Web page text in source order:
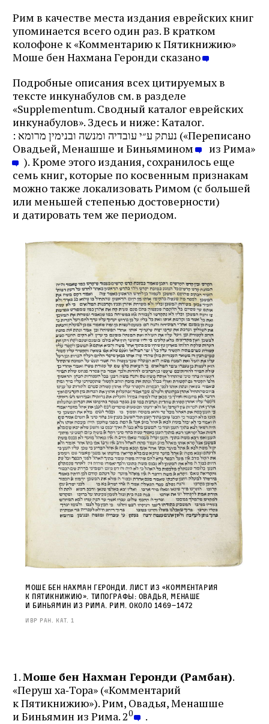
Рим в качестве места издания еврейских книг
упоминается всего один раз. В кратком
колофоне к «Комментарию к Пятикнижию»
Моше бен Нахмана Геронди сказано
Подробные описания всех цитируемых в
тексте инкунабулов см. в разделе
«Supplementum. Сводный каталог еврейских
инкунабулов». Здесь и ниже: Каталог.
: נעתק ע״י עובדיה ומנשה ובנימין מרומא («Переписано
Овадьей, Менашше и Биньямином
из Рима»
). Кроме этого издания, сохранилось еще
семь книг, которые по косвенным признакам
можно также локализовать Римом (с большей
или меньшей степенью достоверности)
и датировать тем же периодом.
Моше бен Нахман Геронди. Лист из «Комментария
к Пятикнижию». Типографы: Овадья, Менаше
и Биньямин из Рима. Рим. Около 1469–1472
ИВР РАН. Кат. 1
1.Моше бен Нахман Геронди (Рамбан).
«Перуш ха‑Тора» («Комментарий
к Пятикнижию»). Рим, Овадья, Менашше
и Биньямин из Рима. 20
.